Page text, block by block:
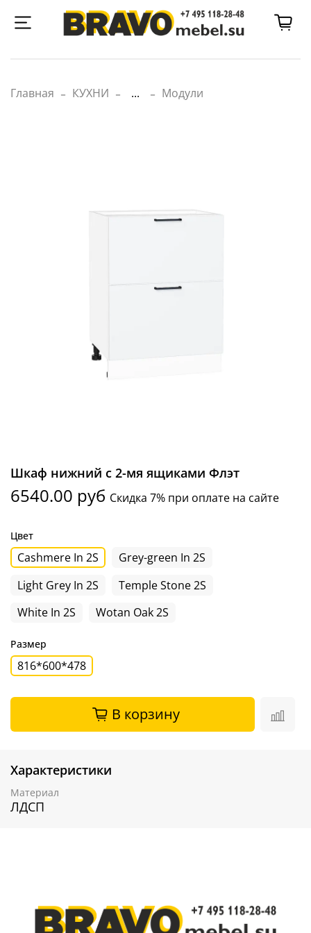
Главная КУХНИ ... Модули
Шкаф нижний с 2-мя ящиками Флэт
6540.00 руб Скидка 7% при оплате на сайте
Цвет
Cashmere In 2S
Grey-green In 2S
Light Grey In 2S
Temple Stone 2S
White In 2S
Wotan Oak 2S
Размер
816*600*478
В корзину
Характеристики
Материал
ЛДСП